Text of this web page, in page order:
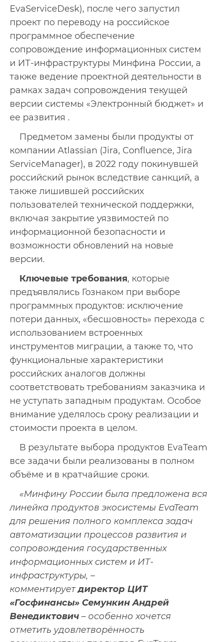
EvaServiceDesk), после чего запустил
проект по переводу на российское
программное обеспечение
сопровождение информационных систем
и ИТ-инфраструктуры Минфина России, а
также ведение проектной деятельности в
рамках задач сопровождения текущей
версии системы «Электронный бюджет» и
ее развития .
Предметом замены были продукты от
компании Atlassian (Jira, Confluence, Jira
ServiceManager), в 2022 году покинувшей
российский рынок вследствие санкций, а
также лишившей российских
пользователей технической поддержки,
включая закрытие уязвимостей по
информационной безопасности и
возможности обновлений на новые
версии.
Ключевые требования, которые
предъявлялись Гознаком при выборе
программных продуктов: исключение
потери данных, «бесшовность» перехода с
использованием встроенных
инструментов миграции, а также то, что
функциональные характеристики
российских аналогов должны
соответствовать требованиям заказчика и
не уступать западным продуктам. Особое
внимание уделялось сроку реализации и
стоимости проекта в целом.
В результате выбора продуктов EvaTeam
все задачи были реализованы в полном
объёме и в кратчайшие сроки.
«Минфину России была предложена вся
линейка продуктов экосистемы EvaTeam
для решения полного комплекса задач
автоматизации процессов развития и
сопровождения государственных
информационных систем и ИТ-
инфраструктуры, –
комментируетдиректор ЦИТ
«Госфинансы» Семункин Андрей
Венедиктович – особенно хочется
отметить удовлетворённость